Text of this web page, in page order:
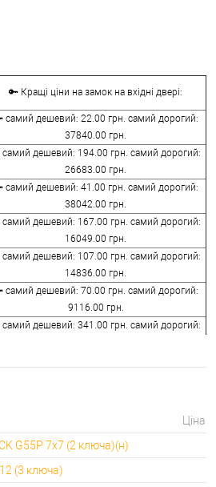
🔑 Кращі ціни на замок на вхідні двері:
самий дешевий: 22.00 грн. самий дорогий:
37840.00 грн.
самий дешевий: 194.00 грн. самий дорогий:
26683.00 грн.
самий дешевий: 41.00 грн. самий дорогий:
38042.00 грн.
самий дешевий: 167.00 грн. самий дорогий:
16049.00 грн.
самий дешевий: 107.00 грн. самий дорогий:
14836.00 грн.
самий дешевий: 70.00 грн. самий дорогий:
9116.00 грн.
самий дешевий: 341.00 грн. самий дорогий:
самий дешевий: 600.00 грн. самий дорогий:
660.00 грн.
Ціна
G55P 7x7 (2 ключа)(н)
(3 ключа)